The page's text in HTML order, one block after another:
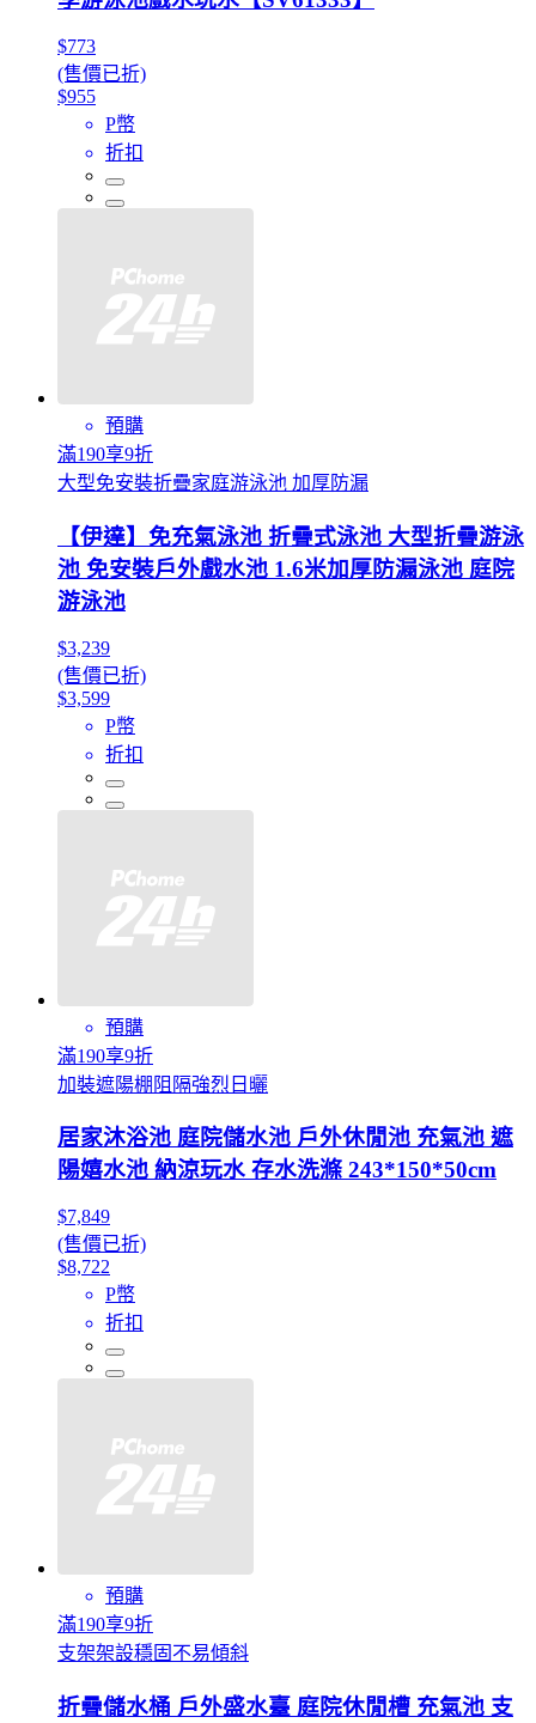
$773
(售價已折)
$955
P幣
折扣
預購
滿190享9折
大型免安裝折疊家庭游泳池 加厚防漏
【伊達】免充氣泳池 折疊式泳池 大型折疊游泳
池 免安裝戶外戲水池 1.6米加厚防漏泳池 庭院
游泳池
$3,239
(售價已折)
$3,599
P幣
折扣
預購
滿190享9折
加裝遮陽棚阻隔強烈日曬
居家沐浴池 庭院儲水池 戶外休閒池 充氣池 遮
陽嬉水池 納涼玩水 存水洗滌 243*150*50cm
$7,849
(售價已折)
$8,722
P幣
折扣
預購
滿190享9折
支架架設穩固不易傾斜
折疊儲水桶 戶外盛水臺 庭院休閒槽 充氣池 支